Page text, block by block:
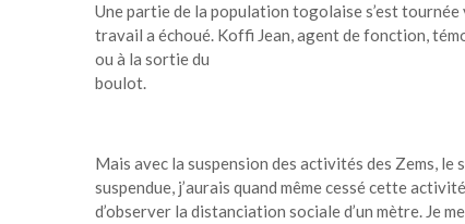
Une partie de la population togolaise s’est
travail a échoué. Koffi Jean, agent de fonction,
ou à la sortie du
boulot.
Mais avec la suspension des activités des Zems, le
suspendue, j’aurais quand même cessé cette
d’observer la distanciation sociale d’un mètre. Je